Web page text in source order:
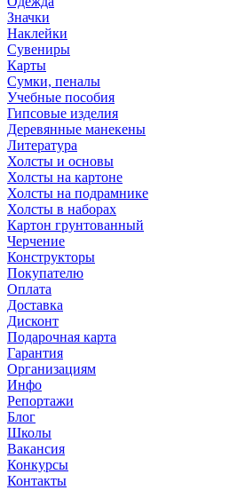
Значки
Наклейки
Сувениры
Карты
Сумки, пеналы
Учебные пособия
Гипсовые изделия
Деревянные манекены
Литература
Холсты и основы
Холсты на картоне
Холсты на подрамнике
Холсты в наборах
Картон грунтованный
Черчение
Конструкторы
Покупателю
Оплата
Доставка
Дисконт
Подарочная карта
Гарантия
Организациям
Инфо
Репортажи
Блог
Школы
Вакансия
Конкурсы
Контакты